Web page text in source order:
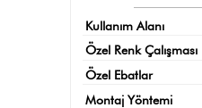
Kullanım Alanı
Özel Renk Çalışması
Özel Ebatlar
Montaj Yöntemi